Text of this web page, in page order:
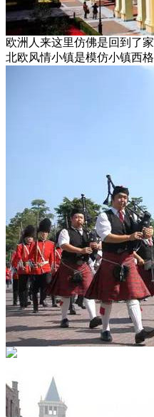
欧洲人来这里仿佛是回到了
北欧风情小镇是模仿小镇西格